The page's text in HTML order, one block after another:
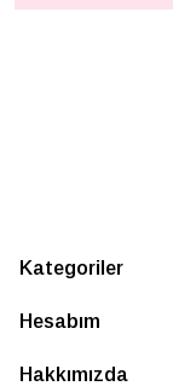
Kategoriler
Hesabım
Hakkımızda